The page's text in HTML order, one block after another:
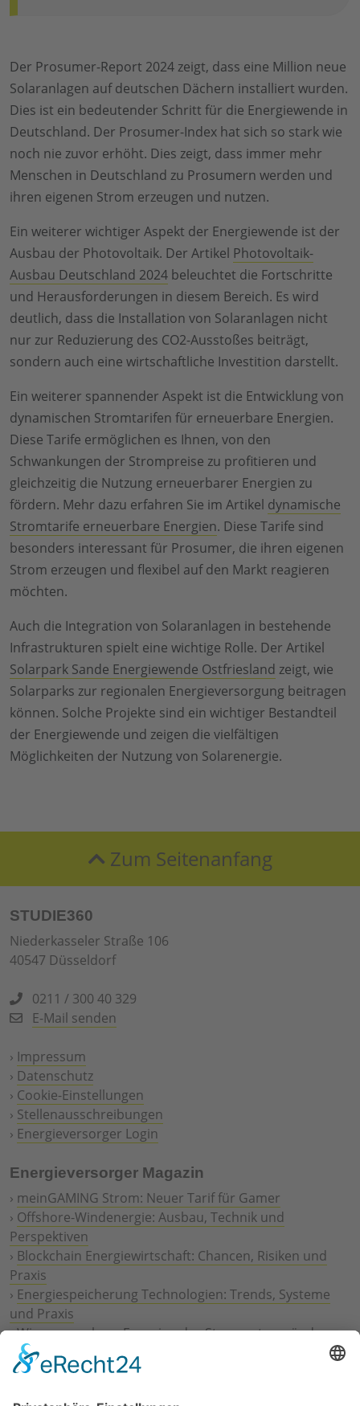
Der Prosumer-Report 2024 zeigt, dass eine Million neue
Solaranlagen auf deutschen Dächern installiert wurden.
Dies ist ein bedeutender Schritt für die Energiewende in
Deutschland. Der Prosumer-Index hat sich so stark wie
noch nie zuvor erhöht. Dies zeigt, dass immer mehr
Menschen in Deutschland zu Prosumern werden und
ihren eigenen Strom erzeugen und nutzen.
Ein weiterer wichtiger Aspekt der Energiewende ist der
Ausbau der Photovoltaik. Der Artikel Photovoltaik-
Ausbau Deutschland 2024 beleuchtet die Fortschritte
und Herausforderungen in diesem Bereich. Es wird
deutlich, dass die Installation von Solaranlagen nicht
nur zur Reduzierung des CO2-Ausstoßes beiträgt,
sondern auch eine wirtschaftliche Investition darstellt.
Ein weiterer spannender Aspekt ist die Entwicklung von
dynamischen Stromtarifen für erneuerbare Energien.
Diese Tarife ermöglichen es Ihnen, von den
Schwankungen der Strompreise zu profitieren und
gleichzeitig die Nutzung erneuerbarer Energien zu
fördern. Mehr dazu erfahren Sie im Artikel dynamische
Stromtarife erneuerbare Energien. Diese Tarife sind
besonders interessant für Prosumer, die ihren eigenen
Strom erzeugen und flexibel auf den Markt reagieren
möchten.
Auch die Integration von Solaranlagen in bestehende
Infrastrukturen spielt eine wichtige Rolle. Der Artikel
Solarpark Sande Energiewende Ostfriesland zeigt, wie
Solarparks zur regionalen Energieversorgung beitragen
können. Solche Projekte sind ein wichtiger Bestandteil
der Energiewende und zeigen die vielfältigen
Möglichkeiten der Nutzung von Solarenergie.
Zum Seitenanfang
STUDIE360
Niederkasseler Straße 106
40547 Düsseldorf
0211 / 300 40 329
E-Mail senden
› Impressum
› Datenschutz
› Cookie-Einstellungen
› Stellenausschreibungen
› Energieversorger Login
Energieversorger Magazin
› meinGAMING Strom: Neuer Tarif für Gamer
› Offshore-Windenergie: Ausbau, Technik und
Perspektiven
› Blockchain Energiewirtschaft: Chancen, Risiken und
Praxis
› Energiespeicherung Technologien: Trends, Systeme
und Praxis
›Wie erneuerbare Energien das Stromnetz verändern
Digitalisierung Energiewirtschaft: Effizienz, Netze und
Prozesse